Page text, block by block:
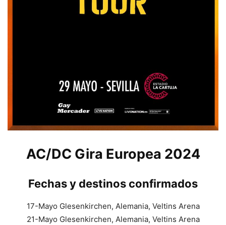
AC/DC Gira Europea 2024
Fechas y destinos confirmados
17-Mayo Glesenkirchen, Alemania, Veltins Arena
21-Mayo Glesenkirchen, Alemania, Veltins Arena